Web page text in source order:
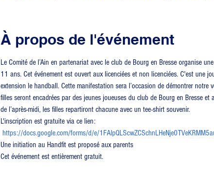
À propos de l'événement
Le Comité de l’Ain en partenariat avec le club de Bourg en Bresse organise
11 ans. Cet événement est ouvert aux licenciées et non licenciées. C'est une
extension le handball. Cette manifestation sera l’occasion de démontrer
filles seront encadrées par des jeunes joueuses du club de Bourg en Bresse
de l’après-midi, les filles repartiront chacune avec un tee-shirt souvenir.
L'inscription est gratuite via ce lien:
https://docs.google.com/forms/d/e/
Une initiation au Handfit est proposé aux parents
Cet événement est entièrement gratuit.